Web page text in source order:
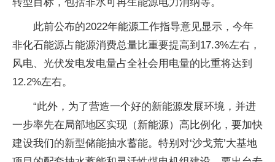
此前公布的2022年能源工作指导意见显示，今年
非化石能源占能源消费总量比重要提高到17.3%左右，
风电、光伏发电发电量占全社会用电量的比重将达到
12.2%左右。
“此外，为了营造一个好的新能源发展环境，并进
一步率先在局部地区实现（新能源）高比例化，要加快
建设我们的新型储能抽水蓄能。特别对‘沙戈荒’大基地